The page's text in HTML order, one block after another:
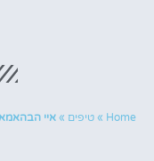
Home
» טיפים » איי